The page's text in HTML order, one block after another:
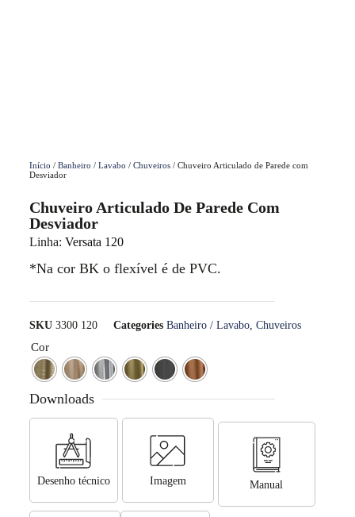
Início / Banheiro / Lavabo / Chuveiros/ Chuveiro Articulado de Parede com
Desviador
Chuveiro Articulado De Parede Com
Desviador
Linha: Versata 120
*Na cor BK o flexível é de PVC.
SKU 3300 120 Categories Banheiro / Lavabo, Chuveiros
Cor
Downloads
Desenho técnico Imagem Manual